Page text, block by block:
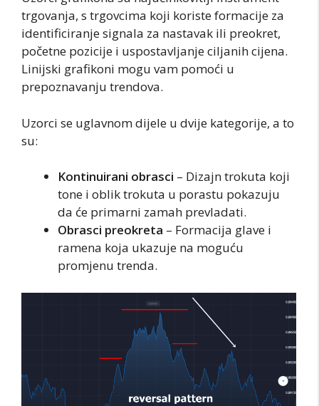
trgovanja, s trgovcima koji koriste formacije za
identificiranje signala za nastavak ili preokret,
početne pozicije i uspostavljanje ciljanih cijena.
Linijski grafikoni mogu vam pomoći u
prepoznavanju trendova.
Uzorci se uglavnom dijele u dvije kategorije, a to
su:
Kontinuirani obrasci – Dizajn trokuta koji
tone i oblik trokuta u porastu pokazuju
da će primarni zamah prevladati.
Obrasci preokreta – Formacija glave i
ramena koja ukazuje na moguću
promjenu trenda.